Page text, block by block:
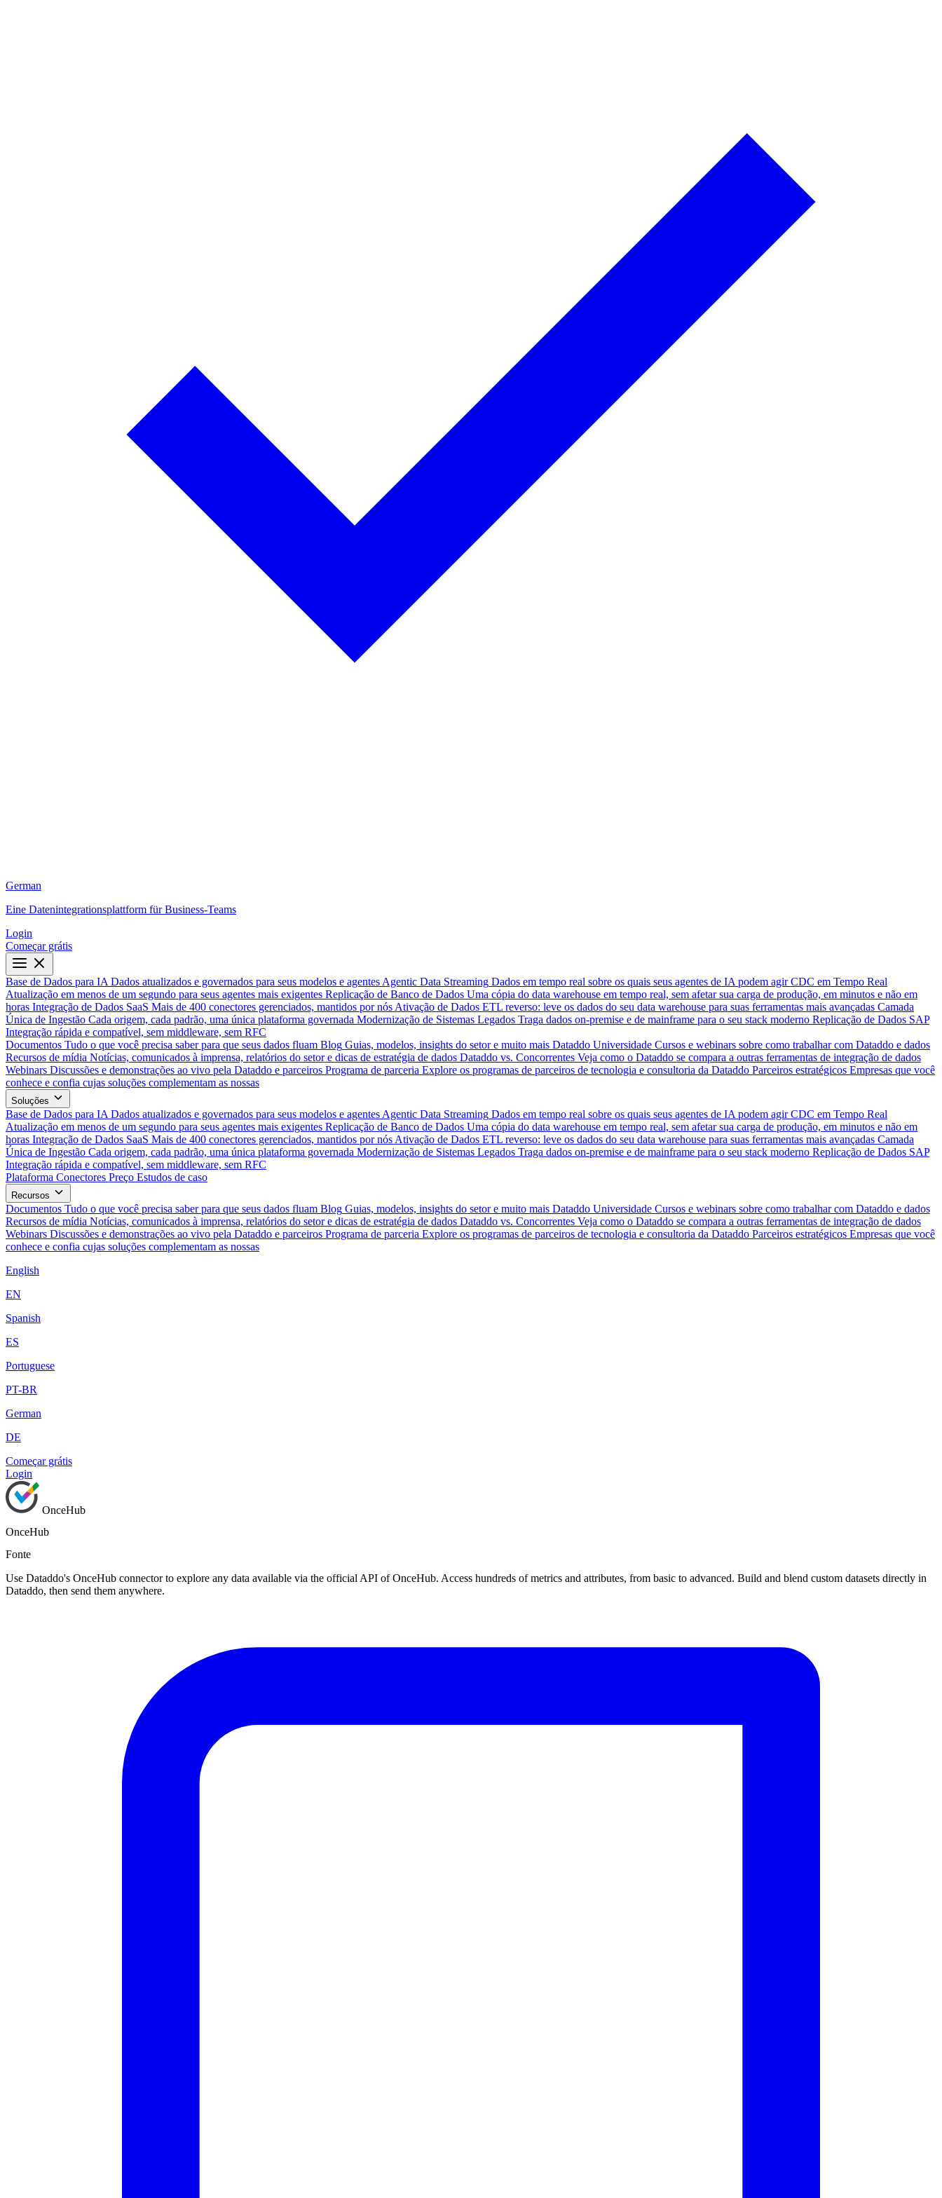
German
Eine Datenintegrationsplattform für Business-Teams
Login
Começar grátis
Base de Dados para IA Dados atualizados e governados para seus modelos e agentes Agentic Data Streaming Dados em tempo real sobre os quais seus agentes de IA podem agir CDC em Tempo Real
Atualização em menos de um segundo para seus agentes mais exigentes Replicação de Banco de Dados Uma cópia do data warehouse em tempo real, sem afetar sua carga de produção, em minutos e não em
horas Integração de Dados SaaS Mais de 400 conectores gerenciados, mantidos por nós Ativação de Dados ETL reverso: leve os dados do seu data warehouse para suas ferramentas mais avançadas Camada
Única de Ingestão Cada origem, cada padrão, uma única plataforma governada Modernização de Sistemas Legados Traga dados on-premise e de mainframe para o seu stack moderno Replicação de Dados SAP
Integração rápida e compatível, sem middleware, sem RFC
Documentos Tudo o que você precisa saber para que seus dados fluam Blog Guias, modelos, insights do setor e muito mais Dataddo Universidade Cursos e webinars sobre como trabalhar com Dataddo e dados
Recursos de mídia Notícias, comunicados à imprensa, relatórios do setor e dicas de estratégia de dados Dataddo vs. Concorrentes Veja como o Dataddo se compara a outras ferramentas de integração de dados
Webinars Discussões e demonstrações ao vivo pela Dataddo e parceiros Programa de parceria Explore os programas de parceiros de tecnologia e consultoria da Dataddo Parceiros estratégicos Empresas que você
conhece e confia cujas soluções complementam as nossas
Soluções
Base de Dados para IA Dados atualizados e governados para seus modelos e agentes Agentic Data Streaming Dados em tempo real sobre os quais seus agentes de IA podem agir CDC em Tempo Real
Atualização em menos de um segundo para seus agentes mais exigentes Replicação de Banco de Dados Uma cópia do data warehouse em tempo real, sem afetar sua carga de produção, em minutos e não em
horas Integração de Dados SaaS Mais de 400 conectores gerenciados, mantidos por nós Ativação de Dados ETL reverso: leve os dados do seu data warehouse para suas ferramentas mais avançadas Camada
Única de Ingestão Cada origem, cada padrão, uma única plataforma governada Modernização de Sistemas Legados Traga dados on-premise e de mainframe para o seu stack moderno Replicação de Dados SAP
Integração rápida e compatível, sem middleware, sem RFC
Plataforma Conectores Preço Estudos de caso
Recursos
Documentos Tudo o que você precisa saber para que seus dados fluam Blog Guias, modelos, insights do setor e muito mais Dataddo Universidade Cursos e webinars sobre como trabalhar com Dataddo e dados
Recursos de mídia Notícias, comunicados à imprensa, relatórios do setor e dicas de estratégia de dados Dataddo vs. Concorrentes Veja como o Dataddo se compara a outras ferramentas de integração de dados
Webinars Discussões e demonstrações ao vivo pela Dataddo e parceiros Programa de parceria Explore os programas de parceiros de tecnologia e consultoria da Dataddo Parceiros estratégicos Empresas que você
conhece e confia cujas soluções complementam as nossas
English
EN
Spanish
ES
Portuguese
PT-BR
German
DE
Começar grátis
Login
OnceHub
OnceHub
Fonte
Use Dataddo's OnceHub connector to explore any data available via the official API of OnceHub. Access hundreds of metrics and attributes, from basic to advanced. Build and blend custom datasets directly in
Dataddo, then send them anywhere.